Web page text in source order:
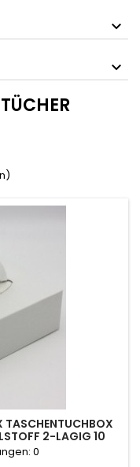
TASCHENTUCHBOX
2-LAGIG 10
0